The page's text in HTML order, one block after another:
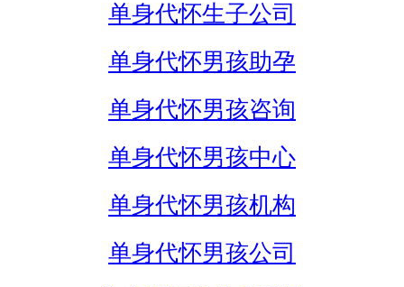
单身代怀生子公司
单身代怀男孩助孕
单身代怀男孩咨询
单身代怀男孩中心
单身代怀男孩机构
单身代怀男孩公司